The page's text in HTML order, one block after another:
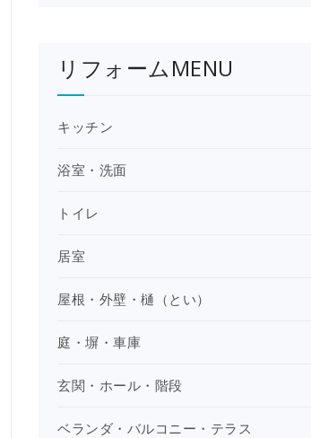
リフォームMENU
キッチン
浴室・洗面
トイレ
居室
屋根・外壁・樋（とい）
庭・塀・車庫
玄関・ホール・階段
ベランダ・バルコニー・テラス